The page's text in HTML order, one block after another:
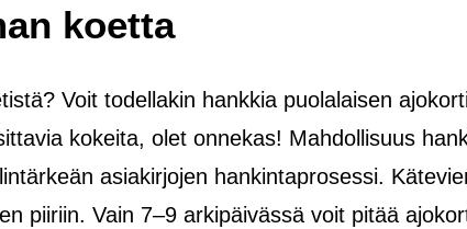
koetta
Voit todellakin hankkia puolalaisen
kokeita, olet onnekas! Mahdollisuus
asiakirjojen hankintaprosessi.
piiriin. Vain 7–9 arkipäivässä voit pitää